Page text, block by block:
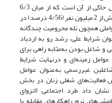
دستاوردهای این پژوهش حاکی از آن است که از میان 6/3
میلیون نفر زنان شاغل در کشور بیش از 2 میلیون نفر (4/56 درصد) در
همچون تله محرومیت چندگانه
شرایط علی، رشد رو به ازدیاد
شاغل بودن به‌مثابه راهی برای
عوامل زمینه‌ای و در‌نهایت شرایط
غیررسمی به‌عنوان عوامل
فعالیت‌های شغلی زنان در بخش
داد طرد اجتماعی (انزوای